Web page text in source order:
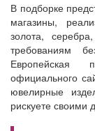
В подборке
магазины,
золота,
требованиям
Европейская
официального
ювелирные
рискуете своими